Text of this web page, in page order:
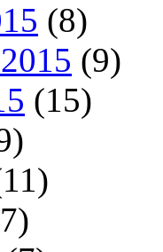
(8)
(9)
(15)